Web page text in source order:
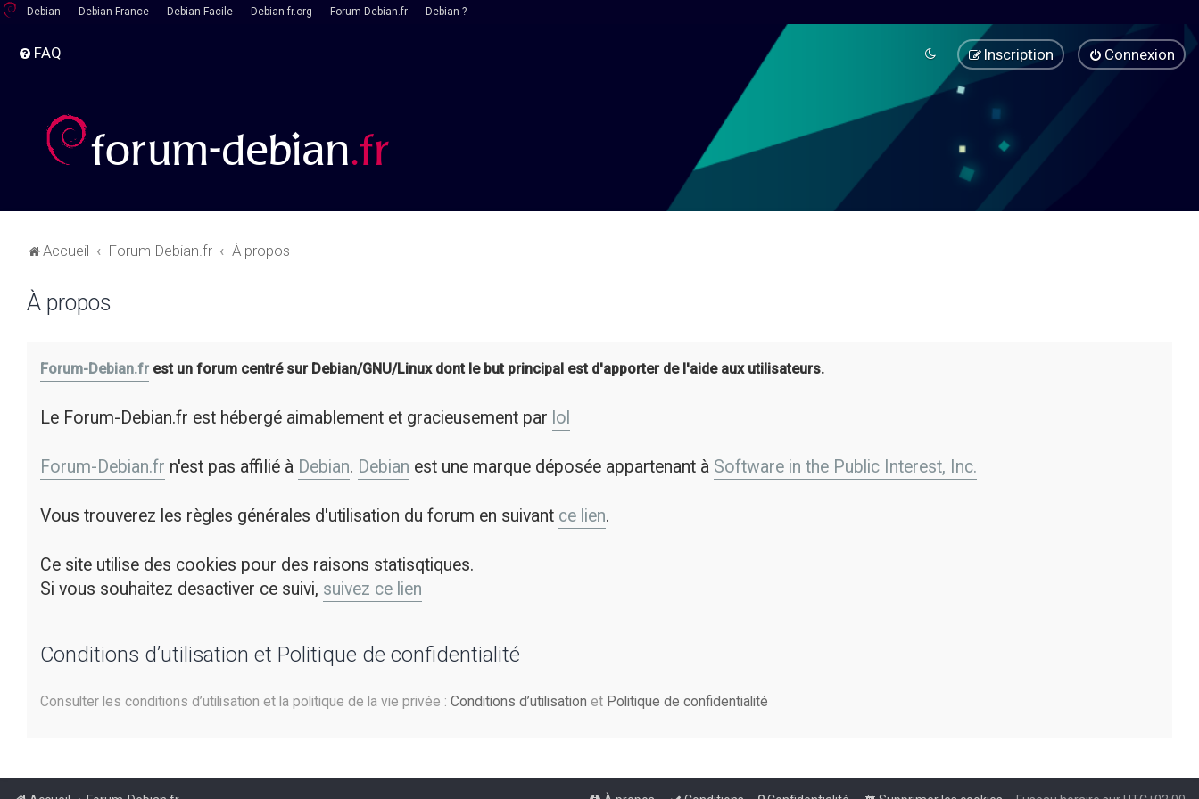
Debian Debian-France Debian-Facile Debian-fr.org Forum-Debian.fr Debian ?
FAQ Connexion
Inscription
Accueil Forum-Debian.fr À propos
À propos
Forum-Debian.fr est un forum centré sur Debian/GNU/Linux dont le but principal est d'apporter de l'aide aux utilisateurs.
Le Forum-Debian.fr est hébergé aimablement et gracieusement par lol
Forum-Debian.fr n'est pas affilié à Debian. Debian est une marque déposée appartenant à Software in the Public Interest, Inc.
Vous trouverez les règles générales d'utilisation du forum en suivant ce lien.
Ce site utilise des cookies pour des raisons statisqtiques.
Si vous souhaitez desactiver ce suivi, suivez ce lien
Conditions d’utilisation et Politique de confidentialité
Consulter les conditions d’utilisation et la politique de la vie privée : Conditions d’utilisation et Politique de confidentialité